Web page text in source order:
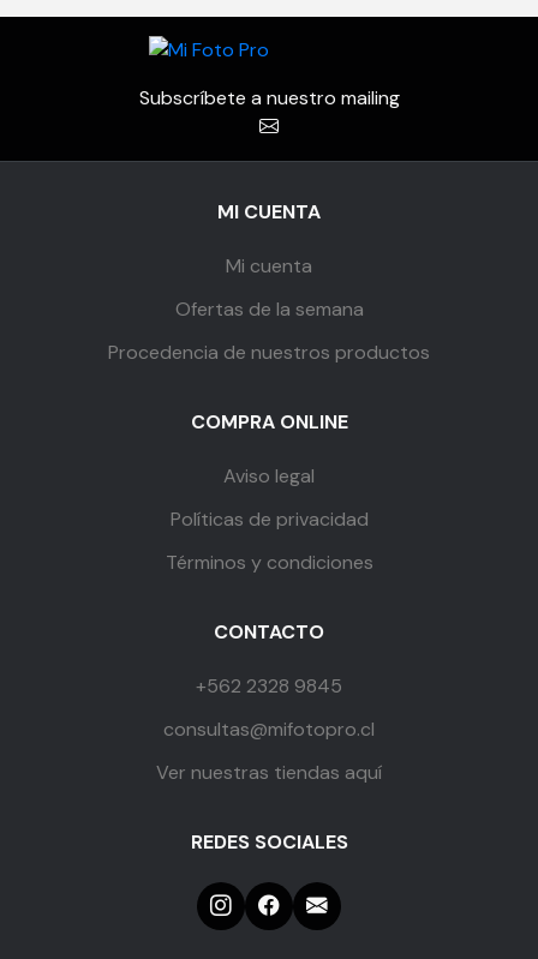
Subscríbete a nuestro mailing
MI CUENTA
Mi cuenta
Ofertas de la semana
Procedencia de nuestros productos
COMPRA ONLINE
Aviso legal
Políticas de privacidad
Términos y condiciones
CONTACTO
+562 2328 9845
consultas@mifotopro.cl
Ver nuestras tiendas aquí
REDES SOCIALES